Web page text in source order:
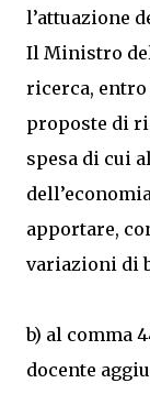
l’attuazione
Il Ministro
ricerca, entro
proposte di
spesa di cui
apportare,
variazioni di
b) al comma
docente